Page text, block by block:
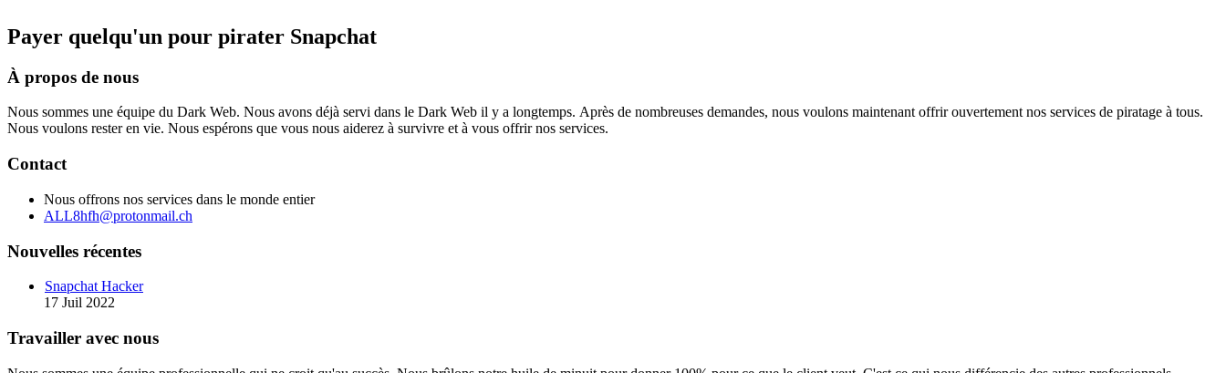
Payer quelqu'un pour pirater Snapchat
À propos de nous
Nous sommes une équipe du Dark Web. Nous avons déjà servi dans le Dark Web il y a longtemps. Après de nombreuses demandes, nous voulons maintenant offrir ouvertement nos services de piratage à tous.
Nous voulons rester en vie. Nous espérons que vous nous aiderez à survivre et à vous offrir nos services.
Contact
Nous offrons nos services dans le monde entier
ALL8hfh@protonmail.ch
Nouvelles récentes
Snapchat Hacker
17 Juil 2022
Travailler avec nous